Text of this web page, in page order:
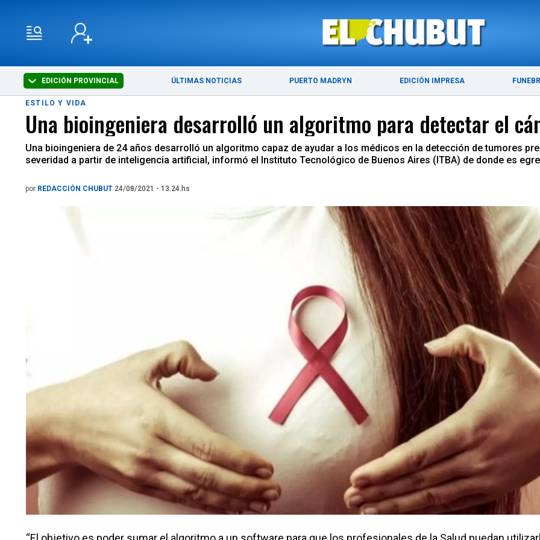
EDICIÓN PROVINCIAL ÚLTIMAS NOTICIAS PUERTO MADRYN EDICIÓN IMPRESA
ÚLTIMAS NOTICIAS PUERTO MADRYN
ESTILO Y VIDA
Una bioingeniera desarrolló un algoritmo para detectar el
Una bioingeniera de 24 años desarrolló un algoritmo capaz de ayudar a los médicos en la detección de tumores
severidad a partir de inteligencia artificial, informó el Instituto Tecnológico de Buenos Aires (ITBA) de donde es
por REDACCIÓN CHUBUT 24/08/2021 - 13.24.hs